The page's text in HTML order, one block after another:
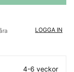
LOGGA IN
4-6 veckor